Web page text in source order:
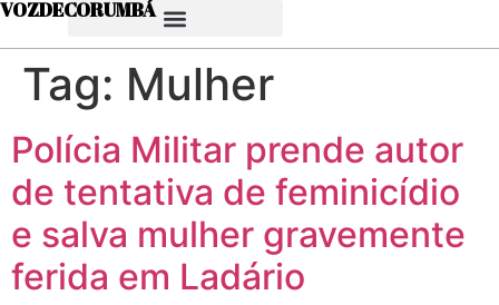
VOZDECORUMBÁ
Tag: Mulher
Polícia Militar prende autor
de tentativa de feminicídio
e salva mulher gravemente
ferida em Ladário